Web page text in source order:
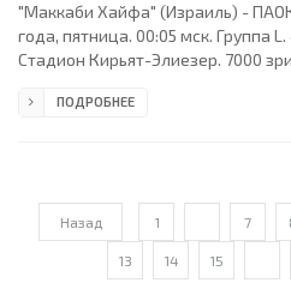
"Маккаби Хайфа" (Израиль) -
года, пятница. 00:05 мск. Группа
Стадион Кирьят-Элиезер. 7000
Шиффнер (Германия), Кристоф
Талеб Тватха, Декель Кейнан,
ПОДРОБНЕЕ
Назад 1 7
13 14 15